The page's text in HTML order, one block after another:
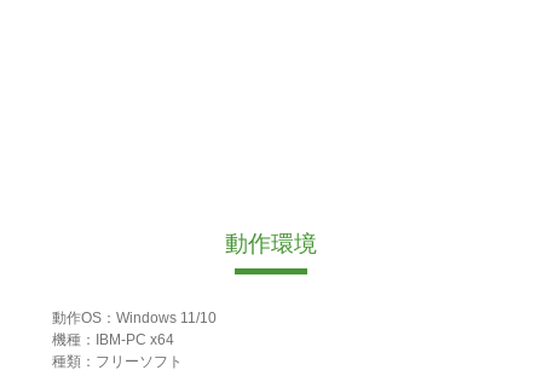
動作環境
動作OS：Windows 11/10
機種：IBM-PC x64
種類：フリーソフト